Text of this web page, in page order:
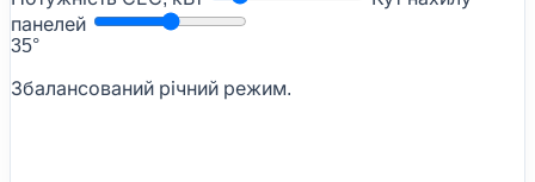
панелей
35°
Збалансований річний режим.